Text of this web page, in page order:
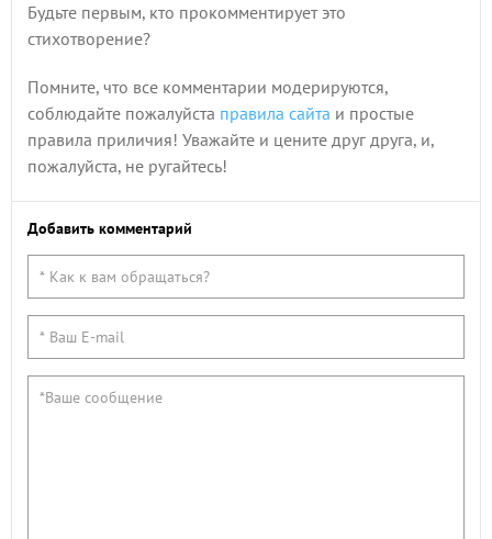
Будьте первым, кто прокомментирует это
стихотворение?
Помните, что все комментарии модерируются,
соблюдайте пожалуйста правила сайта и простые
правила приличия! Уважайте и цените друг друга, и,
пожалуйста, не ругайтесь!
Добавить комментарий